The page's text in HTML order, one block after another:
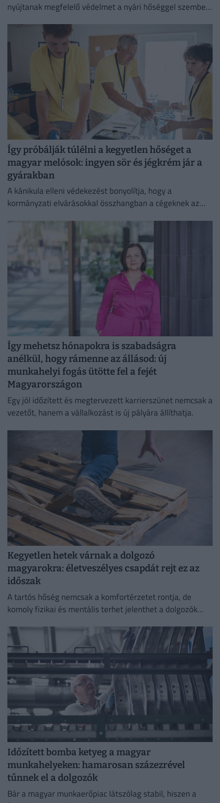
nyújtanak megfelelő védelmet a nyári hőséggel szemben,
védelmében.
Így próbálják túlélni a kegyetlen hőséget a
magyar melósok: ingyen sör és jégkrém jár a
gyárakban
A kánikula elleni védekezést bonyolítja, hogy a
kormányzati elvárásokkal összhangban a cégeknek az
Így mehetsz hónapokra is szabadságra
anélkül, hogy rámenne az állásod: új
munkahelyi fogás ütötte fel a fejét
Magyarországon
Egy jól időzített és megtervezett karrierszünet nemcsak a
vezetőt, hanem a vállalkozást is új pályára állíthatja.
Kegyetlen hetek várnak a dolgozó
magyarokra: életveszélyes csapdát rejt ez az
időszak
A tartós hőség nemcsak a komfortérzetet rontja, de
komoly fizikai és mentális terhet jelenthet a dolgozók
Időzített bomba ketyeg a magyar
munkahelyeken: hamarosan százezrével
tűnnek el a dolgozók
Bár a magyar munkaerőpiac látszólag stabil, hiszen a